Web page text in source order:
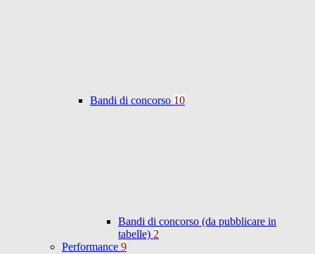
Bandi di concorso 10
Bandi di concorso (da pubblicare in
tabelle) 2
Performance 9